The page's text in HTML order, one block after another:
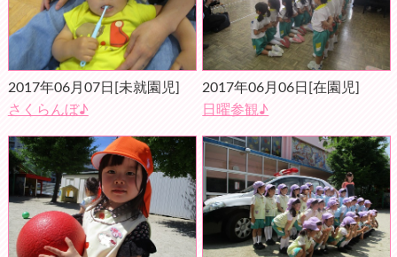
2017年06月07日 [未就園児]
さくらんぼ♪
2017年06月06日 [在園児]
日曜参観♪